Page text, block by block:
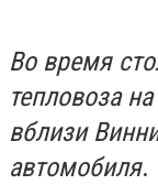
Во время
тепловоза
вблизи
автомобиля.